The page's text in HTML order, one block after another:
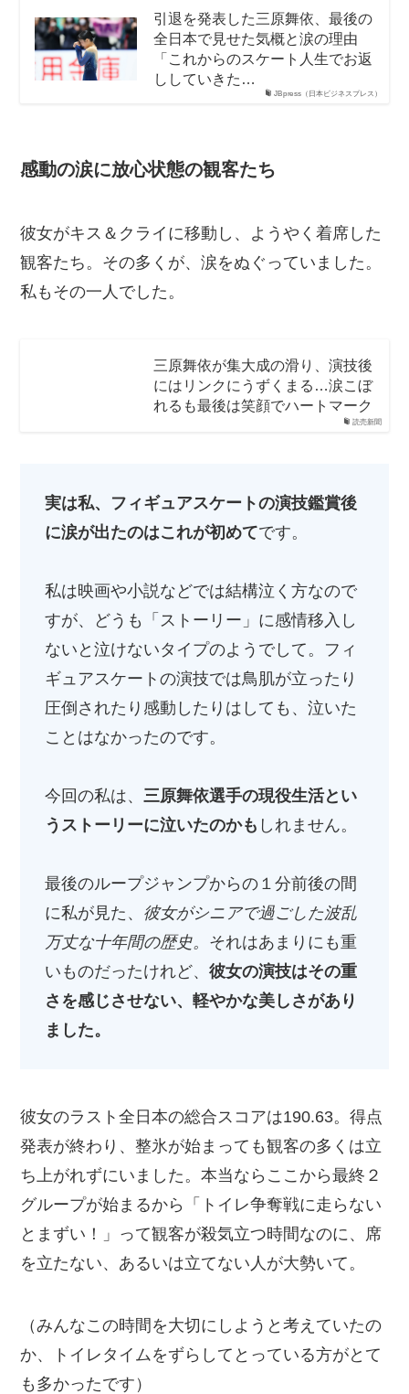
JBpress（日本ビジネスプレス）
引退を発表した三原舞依、最後の
全日本で見せた気概と涙の理由
「これからのスケート人生でお返
ししていきた…
感動の涙に放心状態の観客たち
彼女がキス＆クライに移動し、ようやく着席した
観客たち。その多くが、涙をぬぐっていました。
私もその一人でした。
読売新聞
三原舞依が集大成の滑り、演技後
にはリンクにうずくまる…涙こぼ
れるも最後は笑顔でハートマーク
実は私、フィギュアスケートの演技鑑賞後
に涙が出たのはこれが初めてです。
私は映画や小説などでは結構泣く方なので
すが、どうも「ストーリー」に感情移入し
ないと泣けないタイプのようでして。フィ
ギュアスケートの演技では鳥肌が立ったり
圧倒されたり感動したりはしても、泣いた
ことはなかったのです。
今回の私は、三原舞依選手の現役生活とい
うストーリーに泣いたのかも しれません。
最後のループジャンプからの１分前後の間
に私が見た、 彼女がシニアで過ごした波乱
万丈な十年間の歴史。 それはあまりにも重
いものだったけれど、彼女の演技はその重
さを感じさせない、軽やかな美しさがあり
ました。
彼女のラスト全日本の総合スコアは190.63。得点
発表が終わり、整氷が始まっても観客の多くは立
ち上がれずにいました。本当ならここから最終２
グループが始まるから「トイレ争奪戦に走らない
とまずい！」って観客が殺気立つ時間なのに、席
を立たない、あるいは立てない人が大勢いて。
（みんなこの時間を大切にしようと考えていたの
か、トイレタイムをずらしてとっている方がとて
も多かったです）